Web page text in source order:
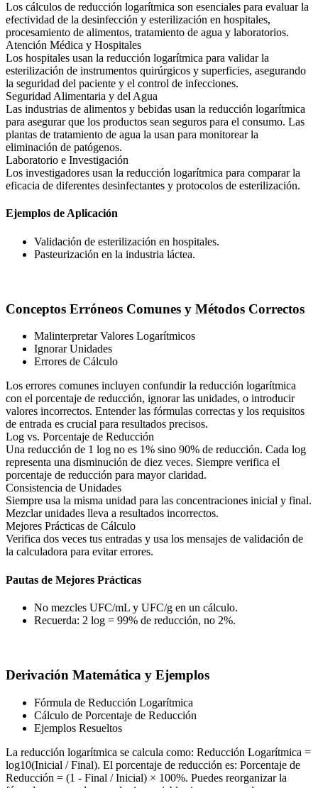
Los cálculos de reducción logarítmica son esenciales para evaluar la
efectividad de la desinfección y esterilización en hospitales,
procesamiento de alimentos, tratamiento de agua y laboratorios.
Atención Médica y Hospitales
Los hospitales usan la reducción logarítmica para validar la
esterilización de instrumentos quirúrgicos y superficies, asegurando
la seguridad del paciente y el control de infecciones.
Seguridad Alimentaria y del Agua
Las industrias de alimentos y bebidas usan la reducción logarítmica
para asegurar que los productos sean seguros para el consumo. Las
plantas de tratamiento de agua la usan para monitorear la
eliminación de patógenos.
Laboratorio e Investigación
Los investigadores usan la reducción logarítmica para comparar la
eficacia de diferentes desinfectantes y protocolos de esterilización.
Ejemplos de Aplicación
Validación de esterilización en hospitales.
Pasteurización en la industria láctea.
Conceptos Erróneos Comunes y Métodos Correctos
Malinterpretar Valores Logarítmicos
Ignorar Unidades
Errores de Cálculo
Los errores comunes incluyen confundir la reducción logarítmica
con el porcentaje de reducción, ignorar las unidades, o introducir
valores incorrectos. Entender las fórmulas correctas y los requisitos
de entrada es crucial para resultados precisos.
Log vs. Porcentaje de Reducción
Una reducción de 1 log no es 1% sino 90% de reducción. Cada log
representa una disminución de diez veces. Siempre verifica el
porcentaje de reducción para mayor claridad.
Consistencia de Unidades
Siempre usa la misma unidad para las concentraciones inicial y final.
Mezclar unidades lleva a resultados incorrectos.
Mejores Prácticas de Cálculo
Verifica dos veces tus entradas y usa los mensajes de validación de
la calculadora para evitar errores.
Pautas de Mejores Prácticas
No mezcles UFC/mL y UFC/g en un cálculo.
Recuerda: 2 log = 99% de reducción, no 2%.
Derivación Matemática y Ejemplos
Fórmula de Reducción Logarítmica
Cálculo de Porcentaje de Reducción
Ejemplos Resueltos
La reducción logarítmica se calcula como: Reducción Logarítmica =
log10(Inicial / Final). El porcentaje de reducción es: Porcentaje de
Reducción = (1 - Final / Inicial) × 100%. Puedes reorganizar la